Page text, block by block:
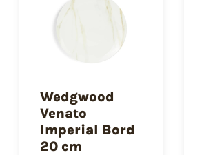
Wedgwood
Venato
Imperial Bord
20 cm